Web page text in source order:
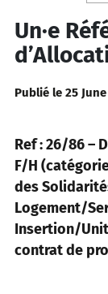
Un·e
Publié le 25
Ref : 26/86 –
F/H
des
Logement/
Insertion/
contrat de